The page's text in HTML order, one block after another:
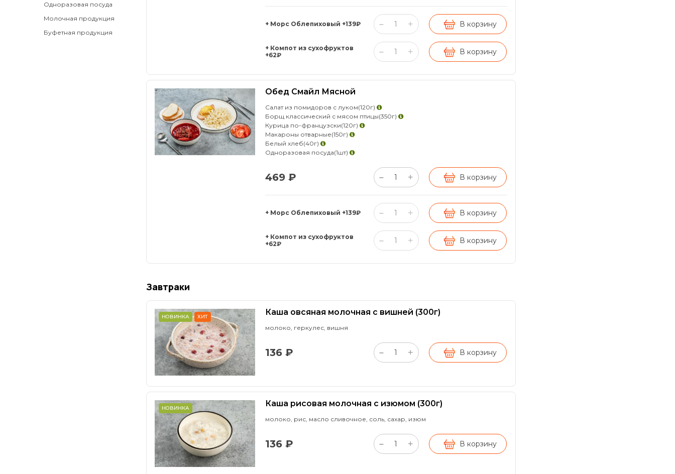
Одноразовая посуда
Молочная продукция
Буфетная продукция
+ Морс Облепиховый +139₽ – + В корзину
+ Компот из сухофруктов
+62₽
– + В корзину
Обед Смайл Мясной
Салат из помидоров с луком(120г)
Борщ классический с мясом птицы(350г)
Курица по-французски(120г)
Макароны отварные(150г)
Белый хлеб(40г)
Одноразовая посуда(1шт)
469 ₽ – + В корзину
+ Морс Облепиховый +139₽ – + В корзину
+ Компот из сухофруктов
+62₽
– + В корзину
Завтраки
НОВИНКА ХИТ Каша овсяная молочная с вишней (300г)
молоко, геркулес, вишня
136 ₽ – + В корзину
НОВИНКА Каша рисовая молочная с изюмом (300г)
молоко, рис, масло сливочное, соль, сахар, изюм
136 ₽ – + В корзину